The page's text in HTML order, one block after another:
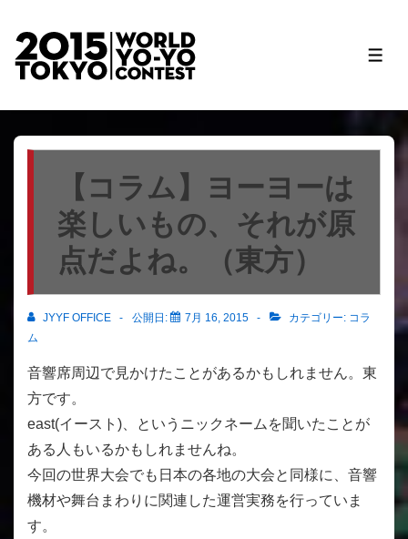
コ
メ
【コラム】ヨーヨーは
楽しいもの、それが原
点だよね。（東方）
JYYF OFFICE 公開日: 7月 16, 2015 カテゴリー: コラ
ム
音響席周辺で見かけたことがあるかもしれません。東
方です。
east(イースト)、というニックネームを聞いたことが
ある人もいるかもしれませんね。
今回の世界大会でも日本の各地の大会と同様に、音響
機材や舞台まわりに関連した運営実務を行っていま
す。